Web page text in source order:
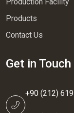
Products
Contact Us
Get in Touch
+90 (212)